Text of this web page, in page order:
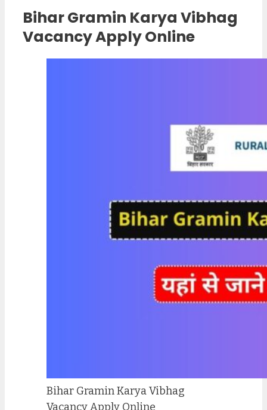
Bihar Gramin Karya Vibhag
Vacancy Apply Online
Bihar Gramin Karya Vibhag
Vacancy Apply Online